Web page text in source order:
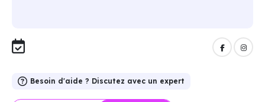
Besoin d'aide ? Discutez avec un expert